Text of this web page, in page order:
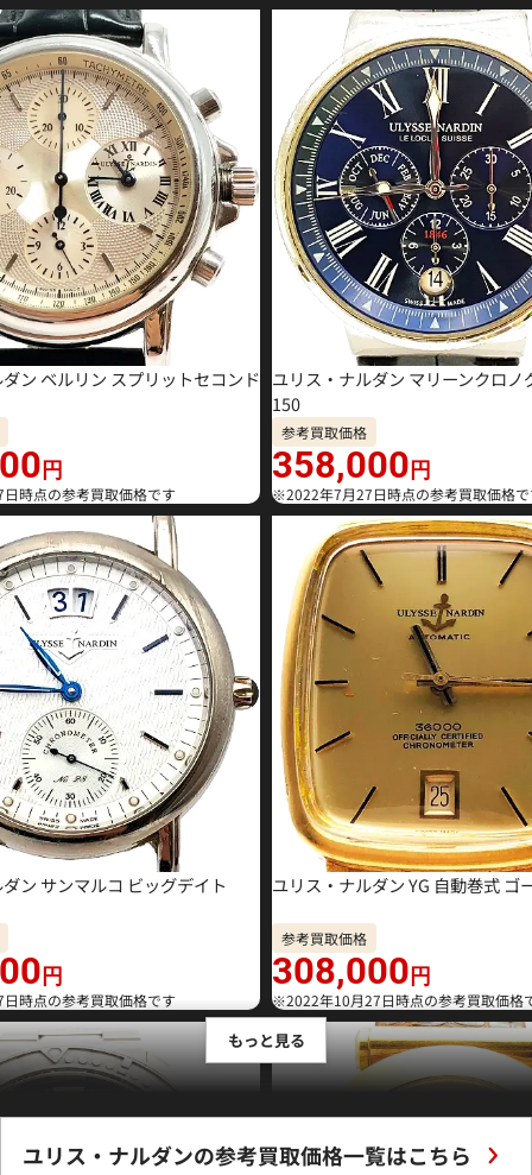
ン ベルリン スプリットセコンド
円
時点の参考買取価格です
ユリス・ナルダン マリーンクロノ
150
参考買取価格
358,000円
※2022年7月27日時点の参考買取価格
ン サンマルコ ビッグデイト
円
時点の参考買取価格です
ユリス・ナルダン YG 自動巻式 ゴ
参考買取価格
308,000円
※2022年10月27日時点の参考買取価格
もっと見る
ユリス・ナルダンの参考買取価格一覧はこちら